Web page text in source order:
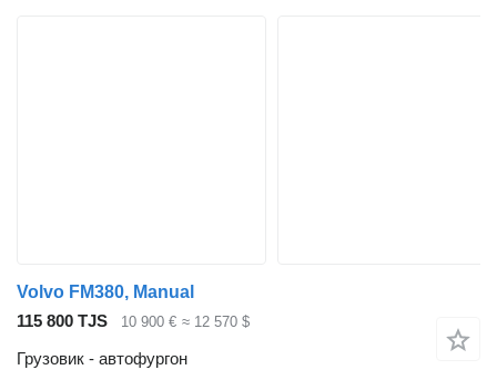
Volvo FM380, Manual
115 800 TJS
10 900 € ≈ 12 570 $
Грузовик - автофургон